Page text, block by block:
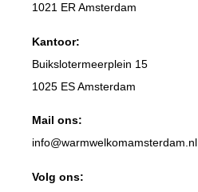
1021 ER Amsterdam
Kantoor:
Buikslotermeerplein 15
1025 ES Amsterdam
Mail ons:
info@warmwelkomamsterdam.nl
Volg ons: